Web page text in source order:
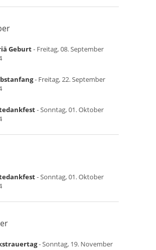
Geburt- Freitag, 08. September
- Freitag, 22. September
- Sonntag, 01. Oktober
- Sonntag, 01. Oktober
- Sonntag, 19. November